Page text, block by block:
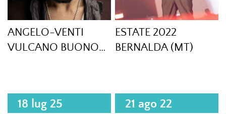
ANGELO-VENTI
VULCANO BUONO
18 lug 25
ESTATE 2022
BERNALDA (MT)
21 ago 22